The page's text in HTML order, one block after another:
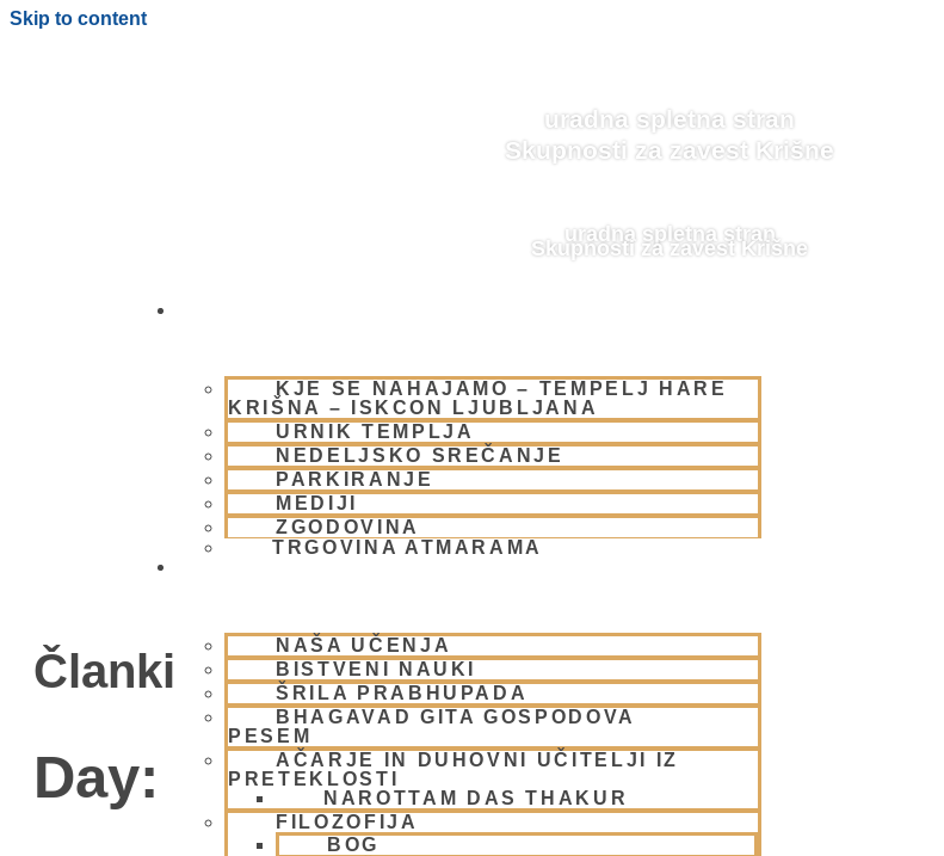
Skip to content
uradna spletna stran
Skupnosti za zavest Krišne
uradna spletna stran
Skupnosti za zavest Krišne
KJE SE NAHAJAMO – TEMPELJ HARE
KRIŠNA – ISKCON LJUBLJANA
URNIK TEMPLJA
NEDELJSKO SREČANJE
PARKIRANJE
MEDIJI
ZGODOVINA
TRGOVINA ATMARAMA
NAŠA UČENJA
BISTVENI NAUKI
ŠRILA PRABHUPADA
BHAGAVAD GITA GOSPODOVA
PESEM
AČARJE IN DUHOVNI UČITELJI IZ
PRETEKLOSTI
NAROTTAM DAS THAKUR
FILOZOFIJA
BOG
Članki
Day: 17 februarja, 2025